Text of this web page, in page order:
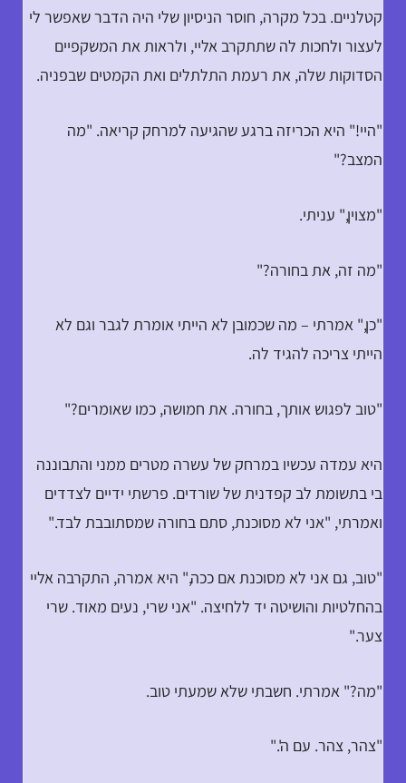
קטלניים. בכל מקרה, חוסר הניסיון שלי היה הדבר שאפשר לי
לעצור ולחכות לה שתתקרב אליי, ולראות את המשקפיים
הסדוקות שלה, את רעמת התלתלים ואת הקמטים שבפניה.
"היי!" היא הכריזה ברגע שהגיעה למרחק קריאה. "מה
המצב?"
"מצוין," עניתי.
"מה זה, את בחורה?"
"כן," אמרתי – מה שכמובן לא הייתי אומרת לגבר וגם לא
הייתי צריכה להגיד לה.
"טוב לפגוש אותך, בחורה. את חמושה, כמו שאומרים?"
היא עמדה עכשיו במרחק של עשרה מטרים ממני והתבוננה
בי בתשומת לב קפדנית של שורדים. פרשתי ידיים לצדדים
ואמרתי, "אני לא מסוכנת, סתם בחורה שמסתובבת לבד."
"טוב, גם אני לא מסוכנת אם ככה," היא אמרה, התקרבה אליי
בהחלטיות והושיטה יד ללחיצה. "אני שרי, נעים מאוד. שרי
צער."
"מה?" אמרתי. חשבתי שלא שמעתי טוב.
"צהר, צהר. עם ה'."